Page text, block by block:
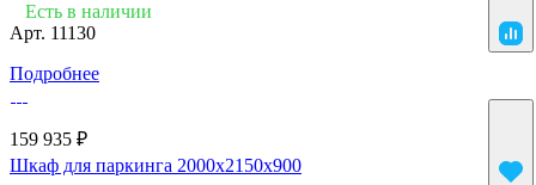
Есть в наличии
Арт. 11130
Подробнее
159 935 ₽
Шкаф для паркинга 2000x2150x900